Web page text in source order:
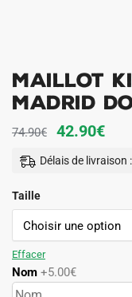
Maillot
Madrid
74.90€
Le
prix
74.90€.
42.90€Le
prix
Délais de
Taille
Effacer
Nom +5.00€